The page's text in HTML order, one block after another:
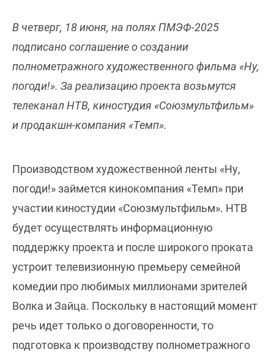
В четверг, 18 июня, на полях ПМЭФ-2025
подписано соглашение о создании
полнометражного художественного фильма «Ну,
погоди!». За реализацию проекта возьмутся
телеканал НТВ, киностудия «Союзмультфильм»
и продакшн-компания «Темп».
Производством художественной ленты «Ну,
погоди!» займется кинокомпания «Темп» при
участии киностудии «Союзмультфильм». НТВ
будет осуществлять информационную
поддержку проекта и после широкого проката
устроит телевизионную премьеру семейной
комедии про любимых миллионами зрителей
Волка и Зайца. Поскольку в настоящий момент
речь идет только о договоренности, то
подготовка к производству полнометражного